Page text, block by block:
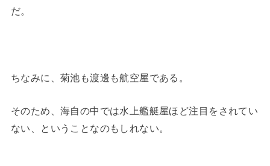
だ。
ちなみに、菊池も渡邊も航空屋である。
そのため、海自の中では水上艦艇屋ほど注目をされてい
ない、ということなのもしれない。